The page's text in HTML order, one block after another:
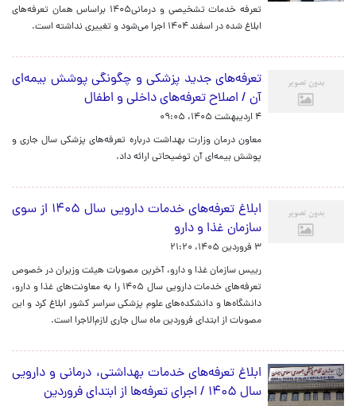
تعرفه خدمات تشخیصی و درمانی۱۴۰۵ براساس همان تعرفه‌های
ابلاغ شده در اسفند ۱۴۰۴ اجرا می‌شود و تغییری نداشته است.
تعرفه‌های جدید پزشکی و چگونگی پوشش بیمه‌ای
آن / اصلاح تعرفه‌های داخلی و اطفال
۴ اردیبهشت ۱۴۰۵، ۰۹:۰۵
معاون درمان وزارت بهداشت درباره تعرفه‌های پزشکی سال جاری و
پوشش بیمه‌ای آن توضیحاتی ارائه داد.
ابلاغ تعرفه‌های خدمات دارویی سال ۱۴۰۵ از سوی
سازمان غذا و دارو
۳ فروردین ۱۴۰۵، ۲۱:۲۰
رییس سازمان غذا و دارو، آخرین مصوبات هیئت وزیران در خصوص
تعرفه‌های خدمات دارویی سال ۱۴۰۵ را به معاونت‌های غذا و دارو،
دانشگاه‌ها و دانشکده‌های علوم پزشکی سراسر کشور ابلاغ کرد و این
مصوبات از ابتدای فروردین ماه سال جاری لازم‌الاجرا است.
ابلاغ تعرفه‌های خدمات بهداشتی، درمانی و دارویی
سال ۱۴۰۵ / اجرای تعرفه‌ها از ابتدای فروردین